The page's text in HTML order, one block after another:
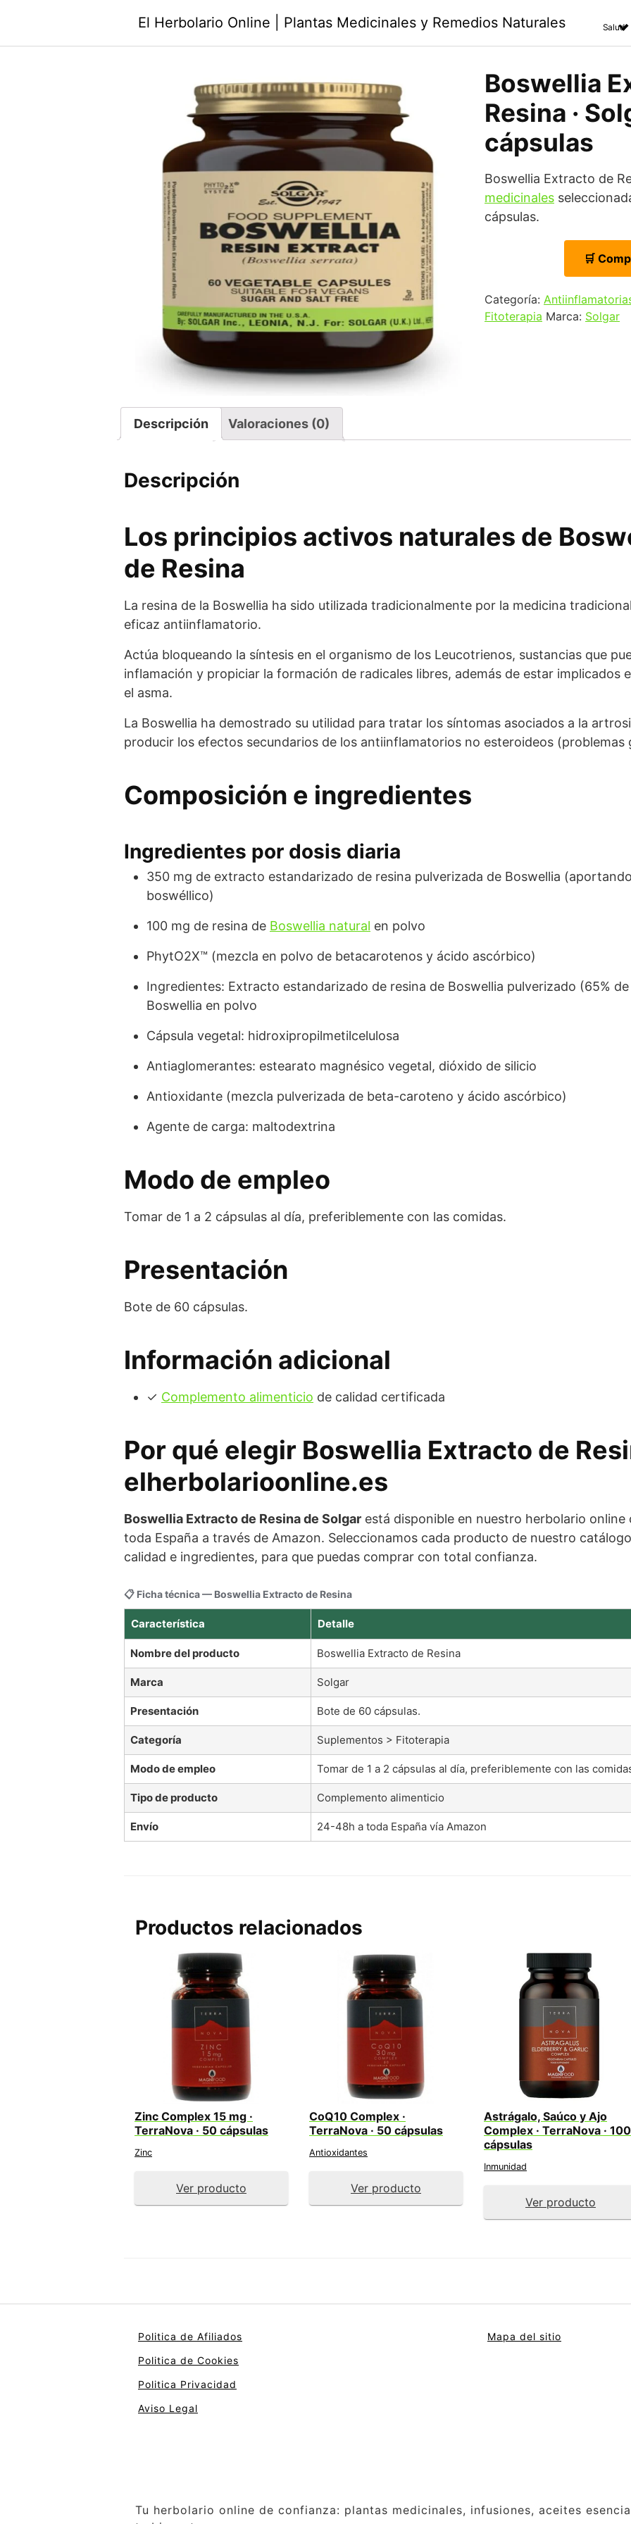
El Herbolario Online | Plantas Medicinales y Remedios Naturales Salud
Boswellia
Resina ·
cápsulas
Boswellia Extracto de
medicinales
cápsulas.
🛒
Categoría:
Fitoterapia Marca: Solgar
Descripción Valoraciones (0)
Descripción
Los principios activos naturales de
de Resina
La resina de la Boswellia ha sido utilizada tradicionalmente por la medicina
eficaz antiinflamatorio.
Actúa bloqueando la síntesis en el organismo de los Leucotrienos, sustancias que
inflamación y propiciar la formación de radicales libres, además de estar implicados
el asma.
La Boswellia ha demostrado su utilidad para tratar los síntomas asociados a la
producir los efectos secundarios de los antiinflamatorios no esteroideos
Composición e ingredientes
Ingredientes por dosis diaria
350 mg de extracto estandarizado de resina pulverizada de Boswellia
boswéllico)
100 mg de resina de Boswellia natural en polvo
PhytO2X™ (mezcla en polvo de betacarotenos y ácido ascórbico)
Ingredientes: Extracto estandarizado de resina de Boswellia pulverizado (65%
Boswellia en polvo
Cápsula vegetal: hidroxipropilmetilcelulosa
Antiaglomerantes: estearato magnésico vegetal, dióxido de silicio
Antioxidante (mezcla pulverizada de beta-caroteno y ácido ascórbico)
Agente de carga: maltodextrina
Modo de empleo
Tomar de 1 a 2 cápsulas al día, preferiblemente con las comidas.
Presentación
Bote de 60 cápsulas.
Información adicional
✓ Complemento alimenticio de calidad certificada
Por qué elegir Boswellia Extracto de
elherbolarioonline.es
Boswellia Extracto de Resina de Solgar está disponible en nuestro herbolario
toda España a través de Amazon. Seleccionamos cada producto de nuestro
calidad e ingredientes, para que puedas comprar con total confianza.
📋 Ficha técnica — Boswellia Extracto de Resina
Característica Detalle
Nombre del producto Boswellia Extracto de Resina
Marca Solgar
Presentación Bote de 60 cápsulas.
Categoría Suplementos > Fitoterapia
Modo de empleo Tomar de 1 a 2 cápsulas al día, preferiblemente con las
Tipo de producto Complemento alimenticio
Envío 24-48h a toda España vía Amazon
Productos relacionados
Zinc Complex 15 mg ·
TerraNova · 50 cápsulas
Zinc
Ver producto
CoQ10 Complex ·
TerraNova · 50 cápsulas
Antioxidantes
Ver producto
Astrágalo, Saúco y Ajo
Complex · TerraNova · 100
cápsulas
Inmunidad
Ver producto
Politica de Afiliados
Politica de Cookies
Politica Privacidad
Aviso Legal
Mapa del sitio
Tu herbolario online de confianza: plantas medicinales, infusiones, aceites